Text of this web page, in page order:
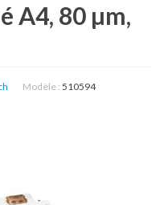
A4, 80 µm,
Modèle : 510594